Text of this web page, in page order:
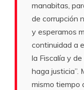
manabitas,
de corrupción
y esperamos
continuidad a
la Fiscalía y
haga justicia”.
mismo tiempo